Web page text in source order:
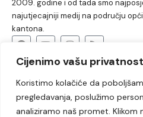
Cijenimo vašu privatnost
Koristimo kolačiće da
pregledavanja, poslužimo
analiziramo naš promet. Klikom
2009. godine i od tada smo
najutjecajniji medij na području
kantona.
Lukavac Društvo Crna
Kultura
Kolumne